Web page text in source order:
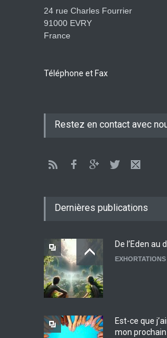
EXHORTATIONS
EXHORTATIONS
26 Décembre
24 rue Charles Fourrier
91000 EVRY
France
Téléphone et Fax
Restez en contact avec
Dernières publications
De l’Eden au
EXHORTATIONS
Est-ce que
mon prochain